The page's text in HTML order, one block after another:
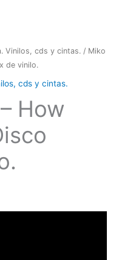
Vinilos, cds y cintas. / Miko
de vinilo.
cds y cintas.
How